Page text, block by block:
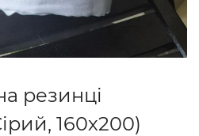
резинці
160х200)